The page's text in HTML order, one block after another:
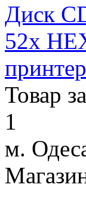
Диск
52x
Товар
1
м.